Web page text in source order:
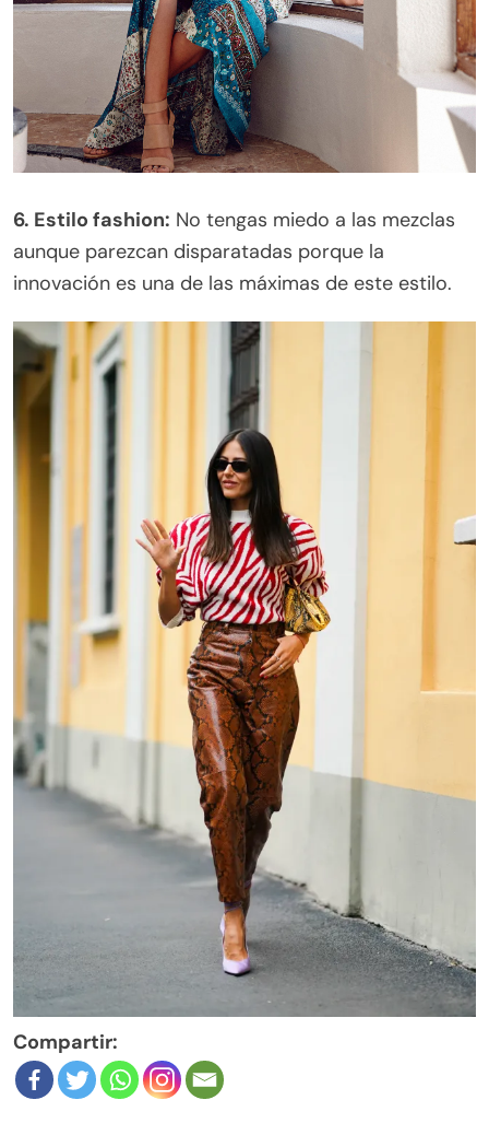
6. Estilo fashion: No tengas miedo a las mezclas
aunque parezcan disparatadas porque la
innovación es una de las máximas de este estilo.
Compartir: